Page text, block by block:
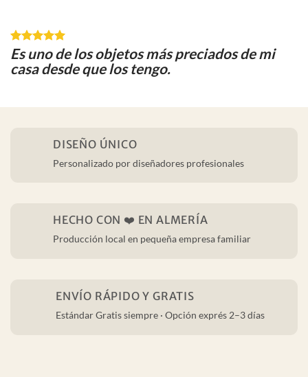
Es uno de los objetos más preciados de mi
casa desde que los tengo.
DISEÑO ÚNICO
Personalizado por diseñadores profesionales
HECHO CON ❤️ EN ALMERÍA
Producción local en pequeña empresa familiar
ENVÍO RÁPIDO Y GRATIS
Estándar Gratis siempre · Opción exprés 2–3 días